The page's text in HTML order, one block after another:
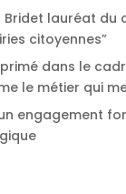
Bridet lauréat du
citoyennes”
primé dans le
le métier qui
un engagement